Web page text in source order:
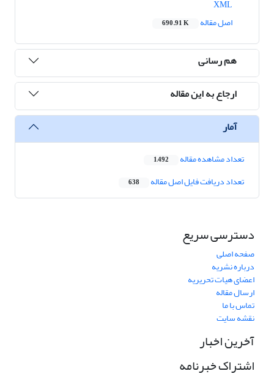
اصل مقاله
690.91 K
هم رسانی
ارجاع به این مقاله
آمار
تعداد مشاهده مقاله 1,492
تعداد دریافت فایل اصل مقاله 638
دسترسی سریع
صفحه اصلی
درباره نشریه
اعضای هیات تحریریه
ارسال مقاله
تماس با ما
نقشه سایت
آخرین اخبار
اشتراک خبرنامه